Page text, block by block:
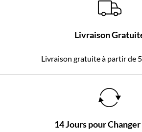
Livraison
Livraison gratuite à partir de
14 Jours pour